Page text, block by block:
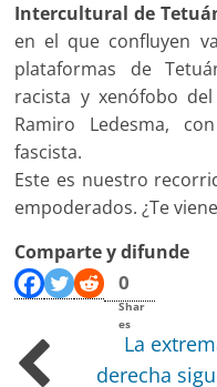
Intercultural de
en el que confluyen
plataformas de
racista y xenófobo
Ramiro Ledesma,
fascista.
Este es nuestro
empoderados. ¿Te
Comparte y difunde
0
Shar
es
La
derecha